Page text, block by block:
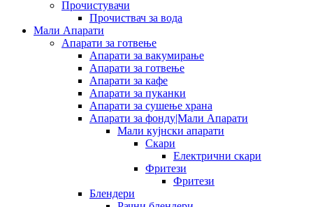
Прочистувачи
Прочиствач за вода
Мали Апарати
Апарати за готвење
Апарати за вакумирање
Апарати за готвење
Апарати за кафе
Апарати за пуканки
Апарати за сушење храна
Апарати за фонду|Мали Апарати
Мали кујнски апарати
Скари
Електрични скари
Фритези
Фритези
Блендери